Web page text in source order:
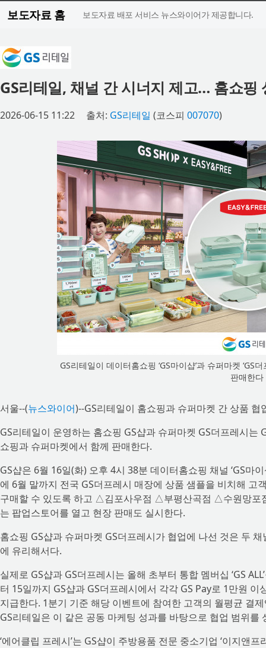
보도자료 홈 보도자료 배포 서비스 뉴스와이어가 제공합니다.
GS리테일, 채널 간 시너지 제고… 홈쇼핑
2026-06-15 11:22 출처: GS리테일 (코스피 007070)
GS리테일이 데이터홈쇼핑 ‘GS마이샵’과 슈퍼마켓 ‘GS
판매한다
서울--(뉴스와이어)--GS리테일이 홈쇼핑과 슈퍼마켓 간 상품 협
GS리테일이 운영하는 홈쇼핑 GS샵과 슈퍼마켓 GS더프레시는
쇼핑과 슈퍼마켓에서 함께 판매한다.
GS샵은 6월 16일(화) 오후 4시 38분 데이터홈쇼핑 채널 ‘GS마
에 6월 말까지 전국 GS더프레시 매장에 상품 샘플을 비치해 고
구매할 수 있도록 하고 △김포사우점 △부평산곡점 △수원망
는 팝업스토어를 열고 현장 판매도 실시한다.
홈쇼핑 GS샵과 슈퍼마켓 GS더프레시가 협업에 나선 것은 두
에 유리해서다.
실제로 GS샵과 GS더프레시는 올해 초부터 통합 멤버십 ‘GS
터 15일까지 GS샵과 GS더프레시에서 각각 GS Pay로 1만원
지급한다. 1분기 기준 해당 이벤트에 참여한 고객의 월평균 결
GS리테일은 이 같은 공동 마케팅 성과를 바탕으로 협업 범위를
‘에어클립 프레시’는 GS샵이 주방용품 전문 중소기업 ‘이지앤